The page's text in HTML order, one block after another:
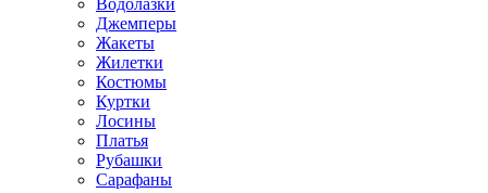
Джемперы
Жакеты
Жилетки
Костюмы
Куртки
Лосины
Платья
Рубашки
Сарафаны